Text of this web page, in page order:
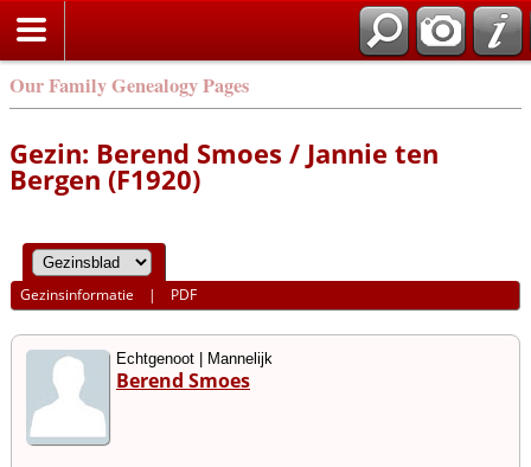
Our Family Genealogy Pages
Gezin: Berend Smoes / Jannie ten
Bergen (F1920)
Gezinsinformatie | PDF
Echtgenoot | Mannelijk
Berend Smoes